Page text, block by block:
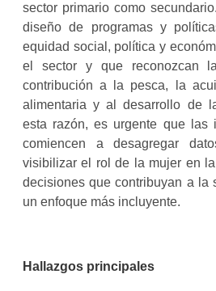
sector primario como
diseño de programas y
equidad social, política y
el sector y que reconozcan
contribución a la pesca, la
alimentaria y al desarrollo de
esta razón, es urgente que las
comiencen a desagregar
visibilizar el rol de la mujer en
decisiones que contribuyan a la
un enfoque más incluyente.
Hallazgos principales